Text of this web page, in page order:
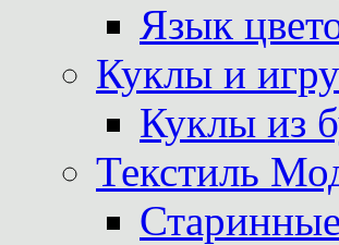
Язык
Куклы и
Куклы из
Текстиль